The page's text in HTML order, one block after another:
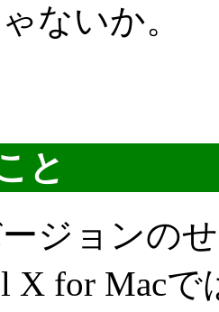
ないか。
と
ジョンのせ
X for Mac